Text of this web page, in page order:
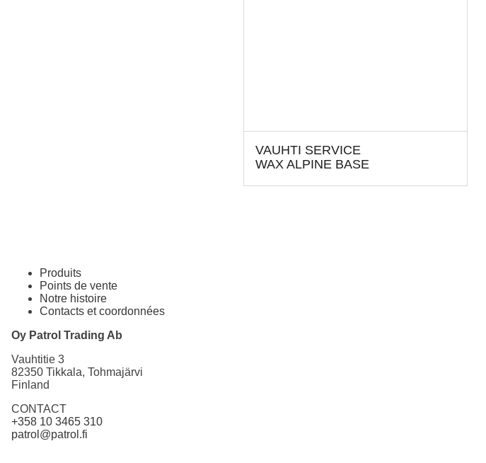
VAUHTI SERVICE
WAX ALPINE BASE
Produits
Points de vente
Notre histoire
Contacts et coordonnées
Oy Patrol Trading Ab
Vauhtitie 3
82350 Tikkala, Tohmajärvi
Finland
CONTACT
+358 10 3465 310
patrol@patrol.fi